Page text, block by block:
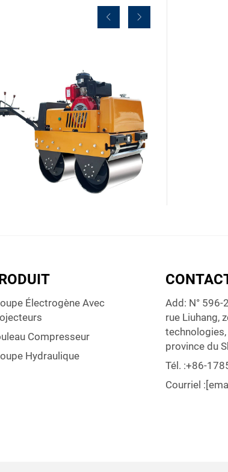
Électrogène Avec
Compresseur
Hydraulique
Add: N° 596-
rue Liuhang,
province du
Tél. :+86-
Courriel :